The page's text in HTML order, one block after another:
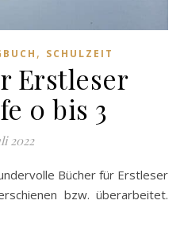
, SCHULZEIT
Erstleser
0 bis 3
2022
bzw. überarbeitet.